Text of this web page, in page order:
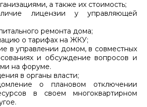
а также их стоимость;
лицензии у управляющей
ремонта дома;
о тарифах на ЖКУ;
в управлении домом, в совместных
и обсуждение вопросов и
на форуме.
в органы власти;
о плановом отключении
в своем многоквартирном